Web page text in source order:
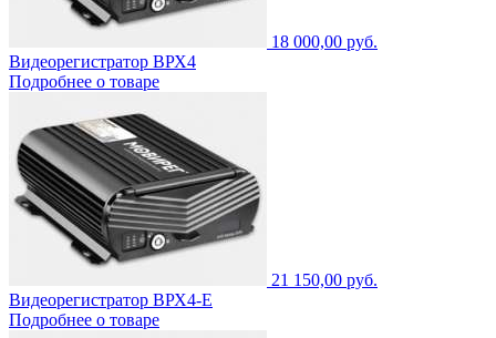
18 000,00 руб.
Видеорегистратор ВРХ4
Подробнее о товаре
21 150,00 руб.
Видеорегистратор ВРХ4-Е
Подробнее о товаре